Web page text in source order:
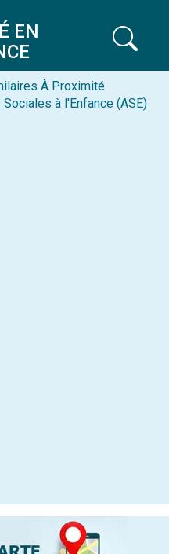
EN
À Proximité
à l'Enfance (ASE)